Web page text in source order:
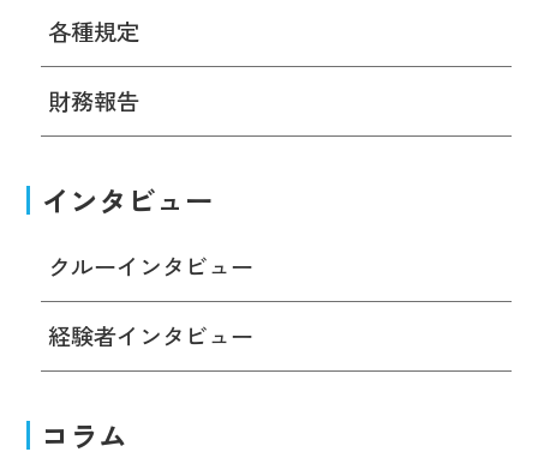
各種規定
財務報告
インタビュー
クルーインタビュー
経験者インタビュー
コラム